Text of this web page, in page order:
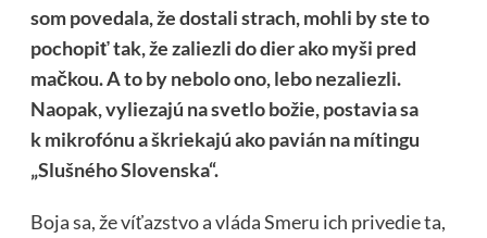
som povedala, že dostali strach, mohli by ste to
pochopiť tak, že zaliezli do dier ako myši pred
mačkou. A to by nebolo ono, lebo nezaliezli.
Naopak, vyliezajú na svetlo božie, postavia sa
k mikrofónu a škriekajú ako pavián na mítingu
„Slušného Slovenska“.
Boja sa, že víťazstvo a vláda Smeru ich privedie ta,